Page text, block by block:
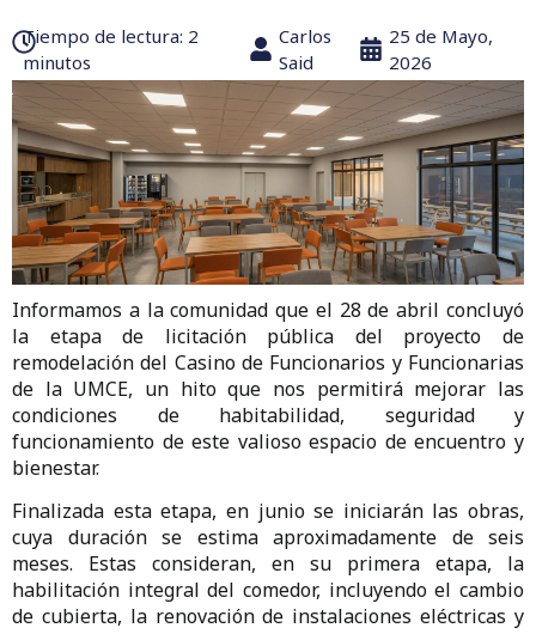
Tiempo de lectura:‎ 2
minutos
Carlos
Said
25 de Mayo,
2026
Informamos a la comunidad que el 28 de abril concluyó
la etapa de licitación pública del proyecto de
remodelación del Casino de Funcionarios y Funcionarias
de la UMCE, un hito que nos permitirá mejorar las
condiciones de habitabilidad, seguridad y
funcionamiento de este valioso espacio de encuentro y
bienestar.
Finalizada esta etapa, en junio se iniciarán las obras,
cuya duración se estima aproximadamente de seis
meses. Estas consideran, en su primera etapa, la
habilitación integral del comedor, incluyendo el cambio
de cubierta, la renovación de instalaciones eléctricas y